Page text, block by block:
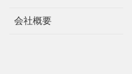
会社概要